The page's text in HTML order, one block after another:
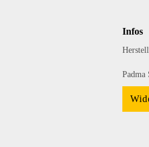
Infos
Padma